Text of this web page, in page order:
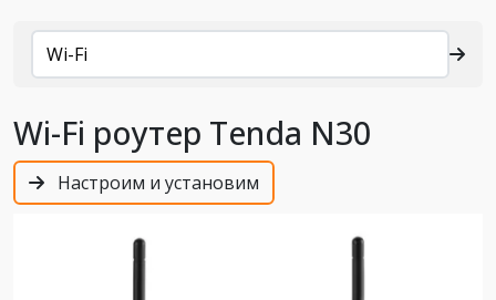
Каталог
Wi-Fi
Wi-Fi роутер Tenda N30
Настроим и установим